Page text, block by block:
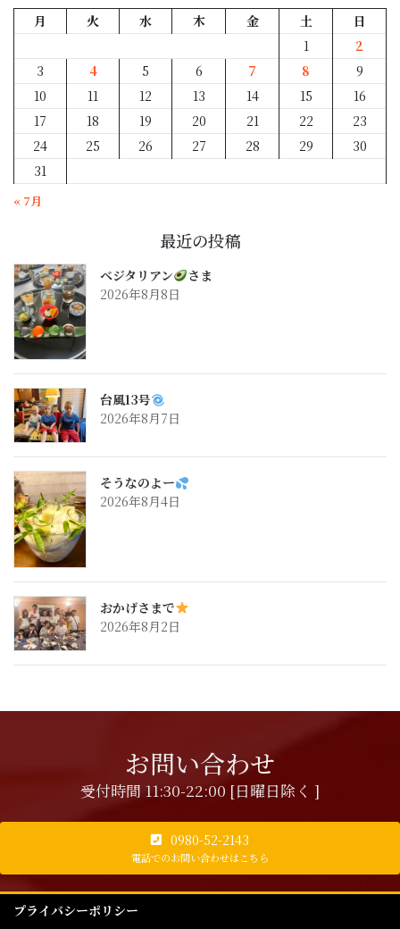
月 火 水 木 金 土
日
1
2
3
4 5 6 7 8
9
10
11 12 13 14 15
16
17
18 19 20 21 22
23
24
25 26 27 28 29
30
31
« 7月
最近の投稿
ベジタリアン
さま
2026年8月8日
台風13号
2026年8月7日
そうなのよー
2026年8月4日
おかげさまで
2026年8月2日
お問い合わせ
受付時間 11:30-22:00 [日曜日除く ]
0980-52-2143
電話でのお問い合わせはこちら
プライバシーポリシー